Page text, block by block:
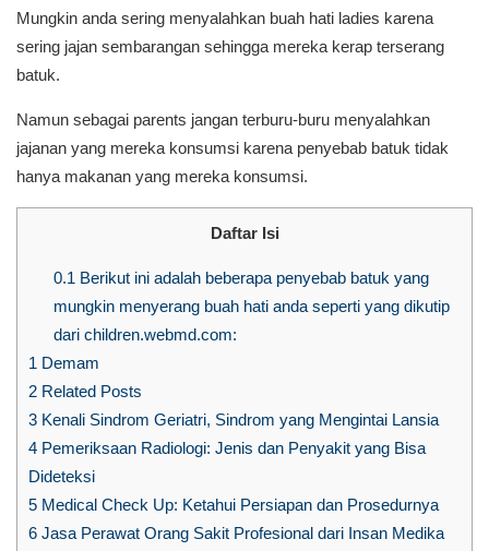
Mungkin anda sering menyalahkan buah hati ladies karena
sering jajan sembarangan sehingga mereka kerap terserang
batuk.
Namun sebagai parents jangan terburu-buru menyalahkan
jajanan yang mereka konsumsi karena penyebab batuk tidak
hanya makanan yang mereka konsumsi.
Daftar Isi
0.1 Berikut ini adalah beberapa penyebab batuk yang
mungkin menyerang buah hati anda seperti yang dikutip
dari children.webmd.com:
1 Demam
2 Related Posts
3 Kenali Sindrom Geriatri, Sindrom yang Mengintai Lansia
4 Pemeriksaan Radiologi: Jenis dan Penyakit yang Bisa
Dideteksi
5 Medical Check Up: Ketahui Persiapan dan Prosedurnya
6 Jasa Perawat Orang Sakit Profesional dari Insan Medika